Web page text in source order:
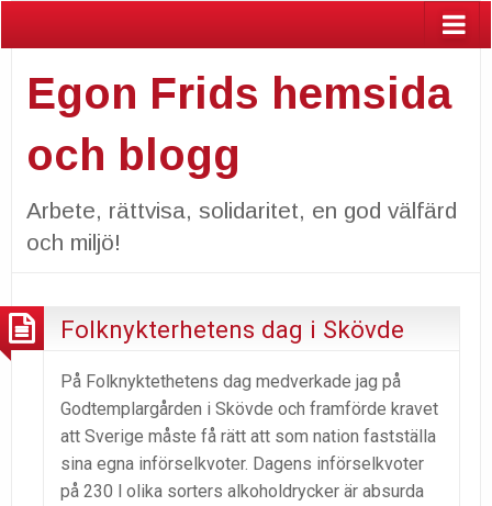
Egon Frids hemsida
och blogg
Arbete, rättvisa, solidaritet, en god välfärd
och miljö!
Folknykterhetens dag i Skövde
På Folknyktethetens dag medverkade jag på
Godtemplargården i Skövde och framförde kravet
att Sverige måste få rätt att som nation fastställa
sina egna införselkvoter. Dagens införselkvoter
på 230 l olika sorters alkoholdrycker är absurda